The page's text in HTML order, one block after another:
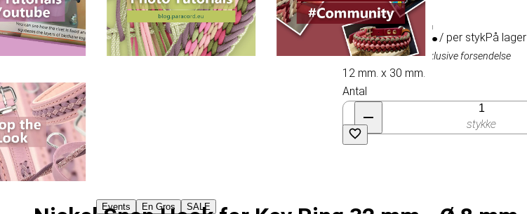
Events En Gros SALE
4,41 kr./ per stykPå lager
Inklusive moms, eksklusive forsendelse
12 mm. x 30 mm.
Antal
stykke